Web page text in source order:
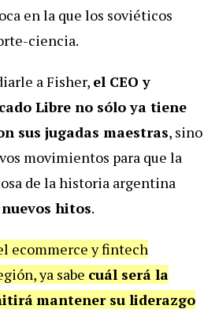
en la que los soviéticos
ciencia.
a Fisher, el CEO y
Libre no sólo ya tiene
sus jugadas maestras, sino
movimientos para que la
de la historia argentina
hitos.
ecommerce y fintech
ya sabe cuál será la
mantener su liderazgo